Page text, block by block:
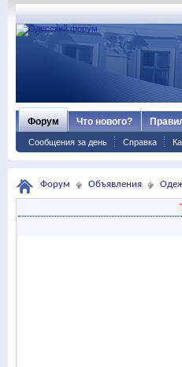
Форум
Сообщения за день Справка
Что нового?
Форум Объявления